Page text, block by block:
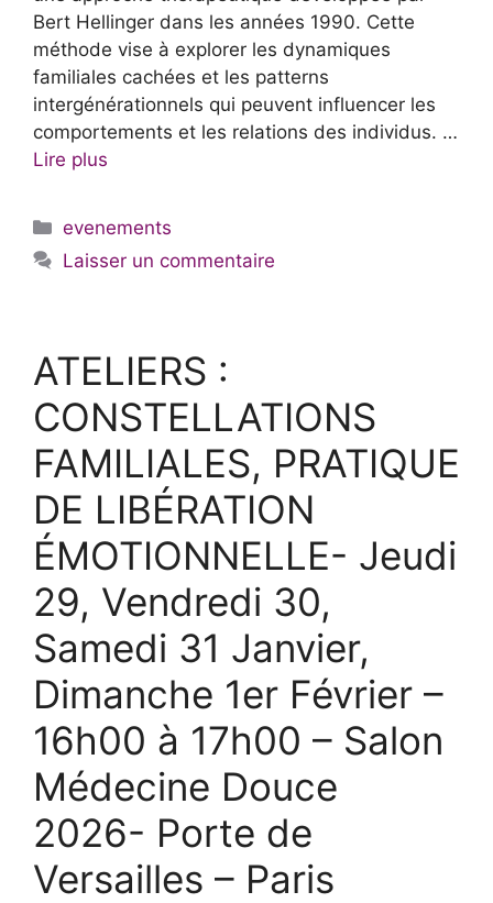
Bert Hellinger dans les années 1990. Cette
méthode vise à explorer les dynamiques
familiales cachées et les patterns
intergénérationnels qui peuvent influencer les
comportements et les relations des individus. …
Lire plus
Catégories
evenements
Laisser un commentaire
ATELIERS :
CONSTELLATIONS
FAMILIALES, PRATIQUE
DE LIBÉRATION
ÉMOTIONNELLE- Jeudi
29, Vendredi 30,
Samedi 31 Janvier,
Dimanche 1er Février –
16h00 à 17h00 – Salon
Médecine Douce
2026- Porte de
Versailles – Paris